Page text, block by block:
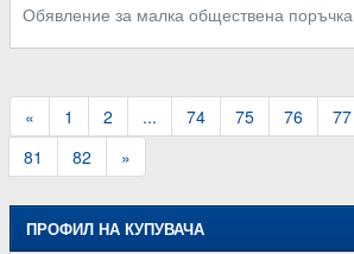
Обявление за малка обществена поръчка
« 1 2 ... 74 75 76 77
81
82 »
ПРОФИЛ НА КУПУВАЧА